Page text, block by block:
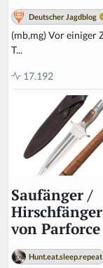
Deutscher Jagdblog
(mb,mg) Vor einiger
T...
17.192
Saufänger /
von Parforce
Hunt.eat.sleep.repeat